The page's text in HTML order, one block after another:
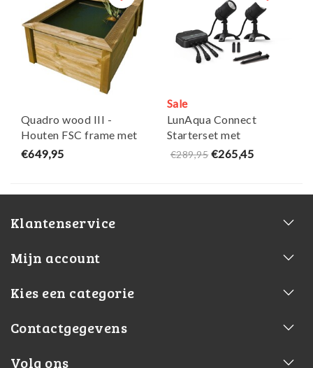
Quadro wood III -
Houten FSC frame met
PVC folie en filterkast -
€649,95
Sale
LunAqua Connect
Starterset met
bediening - Oase
€289,95 €265,45
Klantenservice
Mijn account
Kies een categorie
Contactgegevens
Volg ons